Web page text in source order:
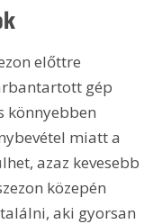
előttre
gép
könnyebben
miatt a
azaz kevesebb
közepén
aki gyorsan